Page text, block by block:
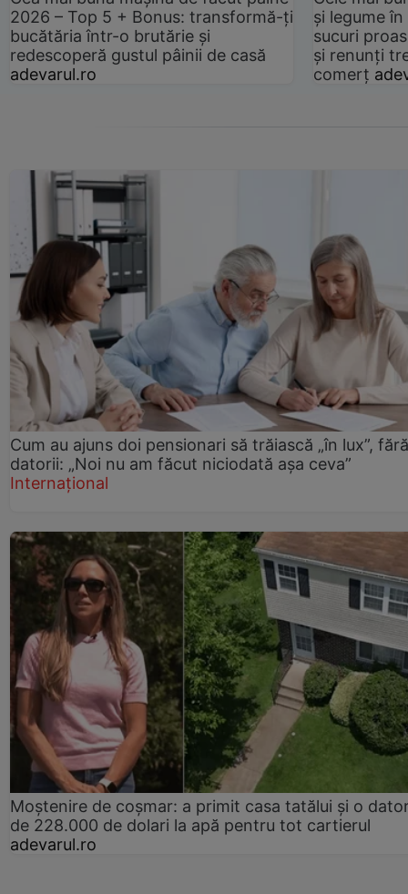
2026 – Top 5 + Bonus: transformă-ți
bucătăria într-o brutărie și
redescoperă gustul pâinii de casă
adevarul.ro
și legume
sucuri
și renunți
comerț
Cum au ajuns doi pensionari să trăiască „în lux”, fără
datorii: „Noi nu am făcut niciodată așa ceva”
Internațional
Moștenire de coșmar: a primit casa tatălui și o
de 228.000 de dolari la apă pentru tot cartierul
adevarul.ro